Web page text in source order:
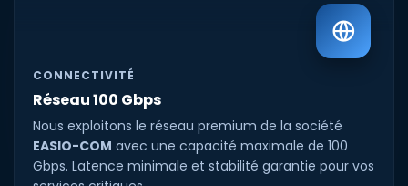
CONNECTIVITÉ
Réseau 100 Gbps
Nous exploitons le réseau premium de la société
EASIO-COM avec une capacité maximale de 100
Gbps. Latence minimale et stabilité garantie pour vos